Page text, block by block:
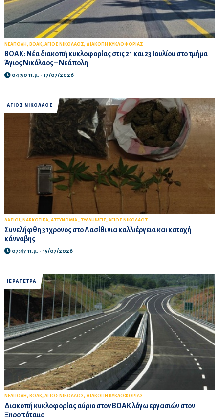
ΝΕΑΠΟΛΗ , ΒΟΑΚ, ΑΓΙΟΣ ΝΙΚΟΛΑΟΣ, ΔΙΑΚΟΠΗ ΚΥΚΛΟΦΟΡΙΑΣ
ΒΟΑΚ: Νέα διακοπή κυκλοφορίας στις 21 και 23 Ιουλίου στο τμήμα
Άγιος Νικόλαος – Νεάπολη
04:50 π.μ. - 17/07/2026
ΑΓΙΟΣ ΝΙΚΟΛΑΟΣ
ΛΑΣΙΘΙ , ΝΑΡΚΩΤΙΚΑ, ΑΣΤΥΝΟΜΙΑ , ΣΥΛΛΗΨΕΙΣ, ΑΓΙΟΣ ΝΙΚΟΛΑΟΣ
Συνελήφθη 31χρονος στο Λασίθι για καλλιέργεια και κατοχή
κάνναβης
07:47 π.μ. - 15/07/2026
ΙΕΡΑΠΕΤΡΑ
ΝΕΑΠΟΛΗ , ΒΟΑΚ, ΑΓΙΟΣ ΝΙΚΟΛΑΟΣ, ΔΙΑΚΟΠΗ ΚΥΚΛΟΦΟΡΙΑΣ
Διακοπή κυκλοφορίας αύριο στον ΒΟΑΚ λόγω εργασιών στον
Ξηροπόταμο